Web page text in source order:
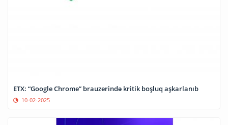
ETX: “Google Chrome” brauzerində kritik boşluq aşkarlanıb
10-02-2025